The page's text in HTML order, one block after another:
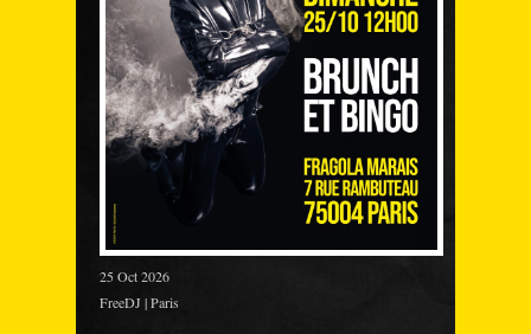
25 Oct 2026
FreeDJ | Paris